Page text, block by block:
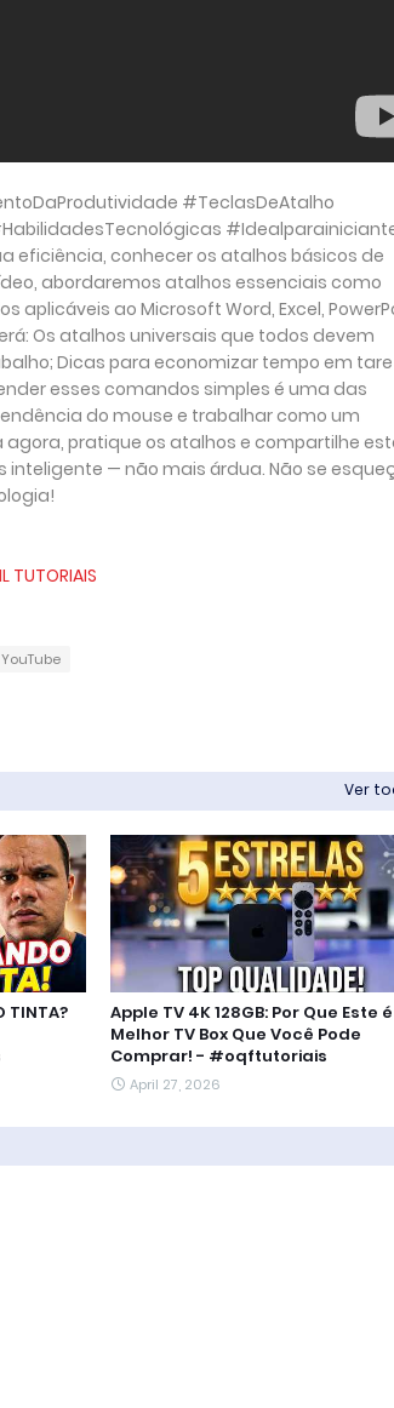
#TeclasDeAtalho
eficiência, conhecer os atalhos básicos de
abordaremos atalhos essenciais como
aplicáveis ao Microsoft Word, Excel,
Os atalhos universais que todos devem
Dicas para economizar tempo em
esses comandos simples é uma das
do mouse e trabalhar como um
pratique os atalhos e compartilhe
— não mais árdua. Não se
TUTORIAIS
YouTube
Ver
TINTA?
Apple TV 4K 128GB: Por Que Este
Melhor TV Box Que Você Pode
Comprar! - #oqftutoriais
April 27, 2026